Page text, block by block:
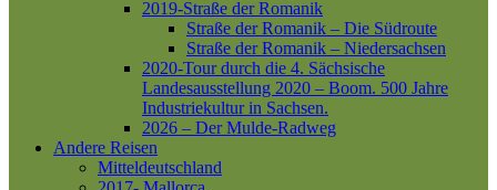
2019-Straße der Romanik
Straße der Romanik – Die Südroute
Straße der Romanik – Niedersachsen
2020-Tour durch die 4. Sächsische
Landesausstellung 2020 – Boom. 500 Jahre
Industriekultur in Sachsen.
2026 – Der Mulde-Radweg
Andere Reisen
Mitteldeutschland